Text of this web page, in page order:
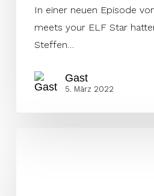
In einer neuen Episode
meets your ELF Star
Steffen…
Gast
5. März 2022